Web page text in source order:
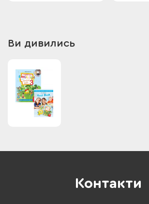
Ви дивились
Контакти